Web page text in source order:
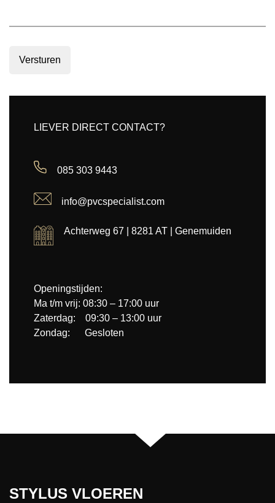
Versturen
LIEVER DIRECT CONTACT?
085 303 9443
info@pvcspecialist.com
Achterweg 67 | 8281 AT | Genemuiden
Openingstijden:
Ma t/m vrij: 08:30 – 17:00 uur
Zaterdag: 09:30 – 13:00 uur
Zondag: Gesloten
STYLUS VLOEREN